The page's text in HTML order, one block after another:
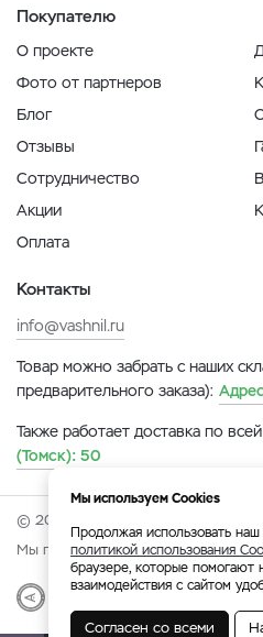
Покупателю
О проекте
Фото от партнеров
Блог
Отзывы
Сотрудничество
Акции
Оплата
Контакты
info@vashnil.ru
Товар можно забрать с наших
предварительного заказа):
Также работает доставка по
(Томск): 50
© 2026 Онлайн-ярмарка ВАСХНиЛ.
Мы принимаем:
Разработка Веб-аналитика
Мы используем Cookies
Продолжая использовать наш
политикой использования
браузере, которые помогают
взаимодействия с сайтом
Согласен со всеми